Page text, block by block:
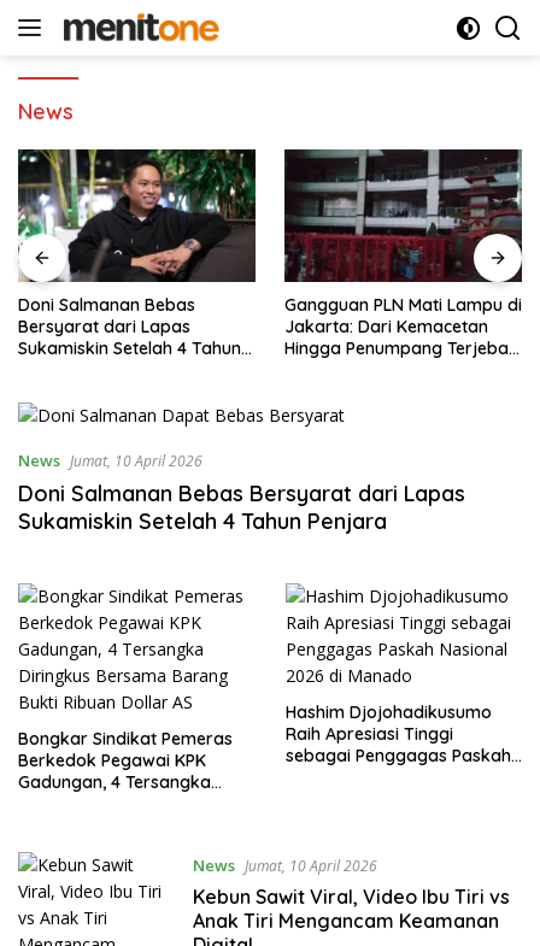
News
Doni Salmanan Bebas
Bersyarat dari Lapas
Sukamiskin Setelah 4 Tahun
Gangguan PLN Mati Lampu di
Jakarta: Dari Kemacetan
Hingga Penumpang Terjebak
News Jumat, 10 April 2026
Doni Salmanan Bebas Bersyarat dari Lapas
Sukamiskin Setelah 4 Tahun Penjara
Bongkar Sindikat Pemeras
Berkedok Pegawai KPK
Gadungan, 4 Tersangka
Hashim Djojohadikusumo
Raih Apresiasi Tinggi
sebagai Penggagas Paskah
News Jumat, 10 April 2026
Kebun Sawit Viral, Video Ibu Tiri vs
Anak Tiri Mengancam Keamanan